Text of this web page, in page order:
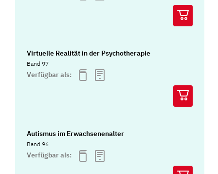
Virtuelle Realität in der Psychotherapie
Band 97
Verfügbar als:
Autismus im Erwachsenenalter
Band 96
Verfügbar als: